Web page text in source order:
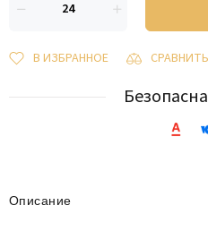
В ИЗБРАННОЕ СРАВНИТЬ
Описание